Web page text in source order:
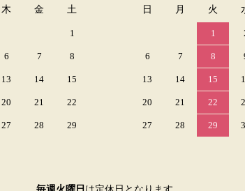
木 金 土
1
6 7 8
13 14 15
20 21 22
27 28 29
日 月 火
1
6 7 8
13 14 15
20 21 22
27 28 29
毎週火曜日 は定休日となります。